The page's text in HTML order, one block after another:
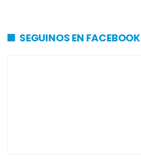
SEGUINOS EN FACEBOOK